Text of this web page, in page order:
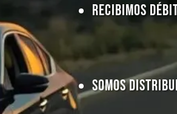
Recibimos
Somos